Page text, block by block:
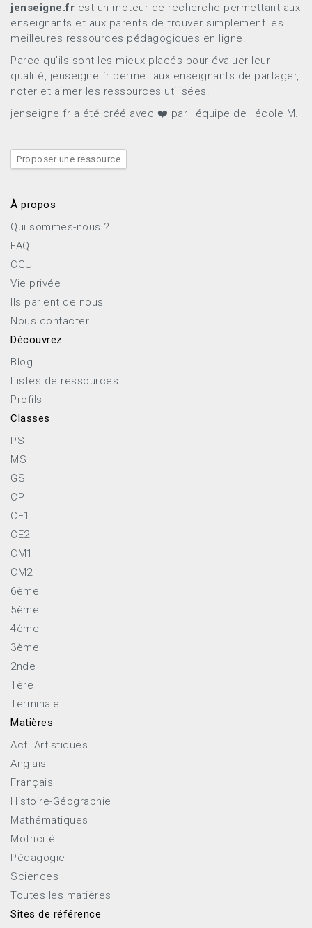
jenseigne.fr est un moteur de recherche permettant aux
enseignants et aux parents de trouver simplement les
meilleures ressources pédagogiques en ligne.
Parce qu’ils sont les mieux placés pour évaluer leur
qualité, jenseigne.fr permet aux enseignants de partager,
noter et aimer les ressources utilisées.
jenseigne.fr a été créé avec ❤️ par l'équipe de l'école M.
Proposer une ressource
À propos
Qui sommes-nous ?
FAQ
CGU
Vie privée
Ils parlent de nous
Nous contacter
Découvrez
Blog
Listes de ressources
Profils
Classes
PS
MS
GS
CP
CE1
CE2
CM1
CM2
6ème
5ème
4ème
3ème
2nde
1ère
Terminale
Matières
Act. Artistiques
Anglais
Français
Histoire-Géographie
Mathématiques
Motricité
Pédagogie
Sciences
Toutes les matières
Sites de référence